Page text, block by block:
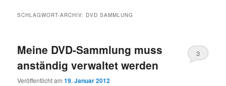
SCHLAGWORT-ARCHIV: DVD SAMMLUNG
Meine DVD-Sammlung muss
anständig verwaltet werden
Veröffentlicht am19. Januar 2012
3